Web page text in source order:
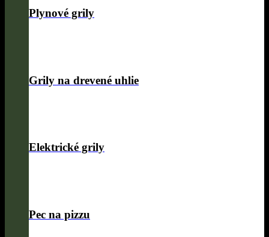
Plynové grily
Grily na drevené uhlie
Elektrické grily
Pec na pizzu